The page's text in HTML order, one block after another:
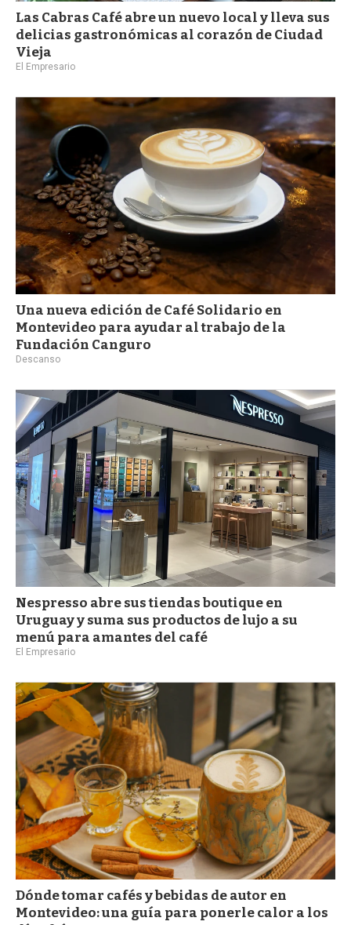
Las Cabras Café abre un nuevo local y lleva sus
delicias gastronómicas al corazón de Ciudad
Vieja
El Empresario
Una nueva edición de Café Solidario en
Montevideo para ayudar al trabajo de la
Fundación Canguro
Descanso
Nespresso abre sus tiendas boutique en
Uruguay y suma sus productos de lujo a su
menú para amantes del café
El Empresario
Dónde tomar cafés y bebidas de autor en
Montevideo: una guía para ponerle calor a los